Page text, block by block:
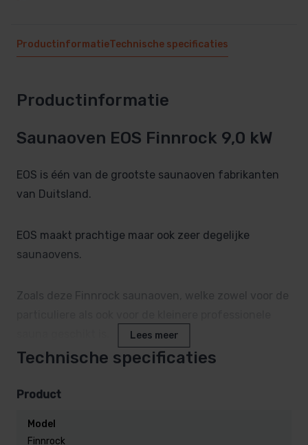
ProductinformatieTechnische specificaties
Productinformatie
Saunaoven EOS Finnrock 9,0 kW
EOS is één van de grootste saunaoven fabrikanten
van Duitsland.
EOS maakt prachtige maar ook zeer degelijke
saunaovens.
Zoals deze Finnrock saunaoven, welke zowel voor de
Dit staaltje vakmanschap is duidelijk herkenbaar, een
buitenzijde.
strekmetaal rooster, dit bevordert de goede warmte
Lees meer
Technische specificaties
Product
Model
Finnrock